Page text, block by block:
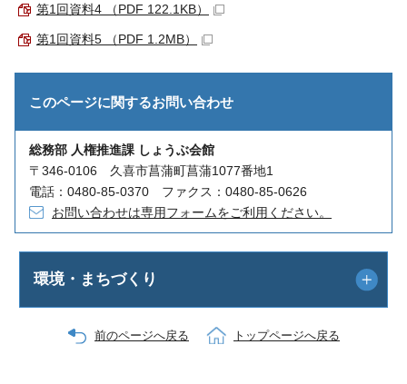
第1回資料4 （PDF 122.1KB）
第1回資料5 （PDF 1.2MB）
このページに関するお問い合わせ
総務部 人権推進課 しょうぶ会館
〒346-0106 久喜市菖蒲町菖蒲1077番地1
電話：0480-85-0370 ファクス：0480-85-0626
お問い合わせは専用フォームをご利用ください。
環境・まちづくり
前のページへ戻る トップページへ戻る